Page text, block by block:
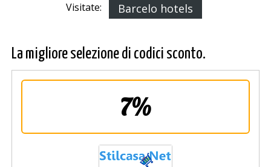
Visitate: Barcelo hotels
La migliore selezione di codici sconto.
7%